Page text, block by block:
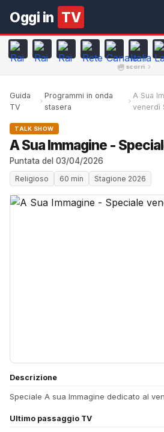
Oggi in TV
scorri
Guida
TV
Programmi in onda
stasera
A Sua
venerdì
TALK SHOW
A Sua Immagine -
Puntata del 03/04/2026
Religioso 60 min Stagione 2026
Descrizione
Speciale A sua Immagine dedicato al
Ultimo passaggio TV